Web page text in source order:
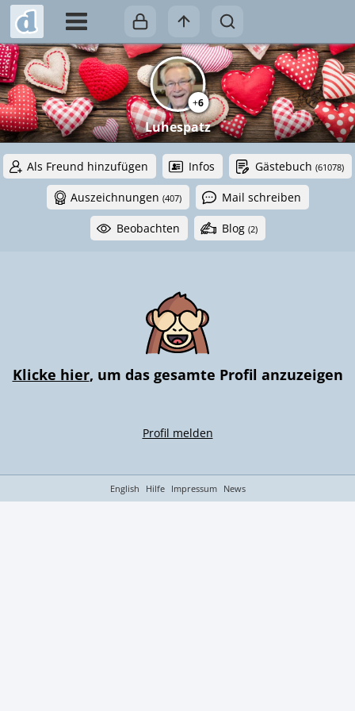
+6
Luhespatz
Als Freund hinzufügen Infos Gästebuch (61078)
Auszeichnungen (407) Mail schreiben
Beobachten Blog (2)
Klicke hier, um das gesamte Profil anzuzeigen
Profil melden
English Hilfe Impressum News